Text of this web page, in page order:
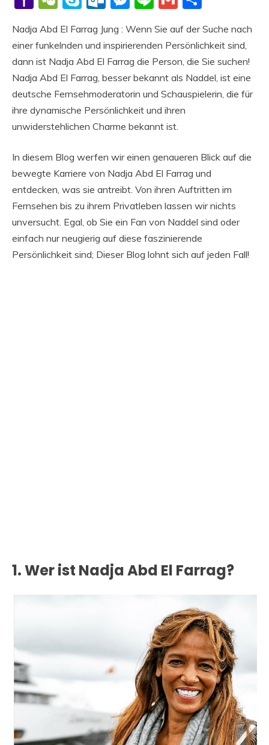
Nadja Abd El Farrag Jung : Wenn Sie auf der Suche nach
einer funkelnden und inspirierenden Persönlichkeit sind,
dann ist Nadja Abd El Farrag die Person, die Sie suchen!
Nadja Abd El Farrag, besser bekannt als Naddel, ist eine
deutsche Fernsehmoderatorin und Schauspielerin, die für
ihre dynamische Persönlichkeit und ihren
unwiderstehlichen Charme bekannt ist.
In diesem Blog werfen wir einen genaueren Blick auf die
bewegte Karriere von Nadja Abd El Farrag und
entdecken, was sie antreibt. Von ihren Auftritten im
Fernsehen bis zu ihrem Privatleben lassen wir nichts
unversucht. Egal, ob Sie ein Fan von Naddel sind oder
einfach nur neugierig auf diese faszinierende
Persönlichkeit sind; Dieser Blog lohnt sich auf jeden Fall!
1. Wer ist Nadja Abd El Farrag?